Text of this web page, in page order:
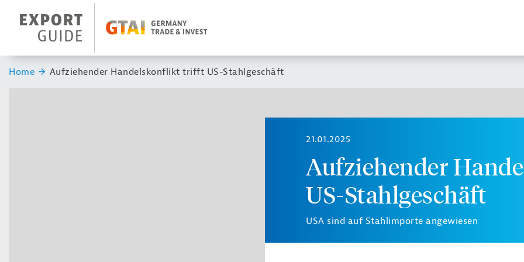
Header Logo
Sie sind hier:
Home Aufziehender Handelskonflikt trifft US-Stahlgeschäft
21.01.2025
Aufziehender
US-Stahlgeschäft
USA sind auf Stahlimporte angewiesen